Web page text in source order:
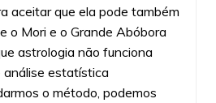
aceitar que ela pode também
o Mori e o Grande Abóbora
astrologia não funciona
análise estatística
o método, podemos